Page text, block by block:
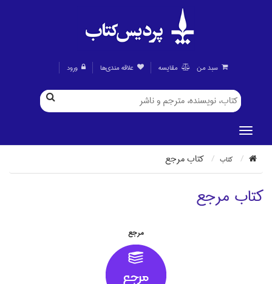
ورود علاقه مندی‌ها مقايسه سبد من
كتاب كتاب مرجع
كتاب مرجع
مرجع